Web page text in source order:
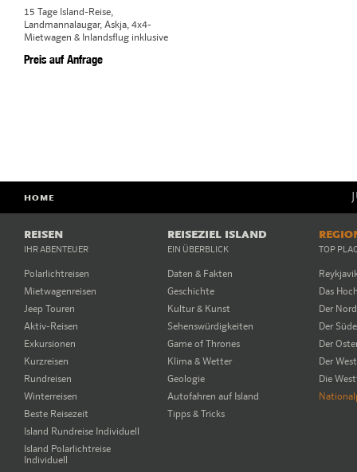
15 Tage Island-Reise,
Landmannalaugar, Askja, 4x4-
Mietwagen & Inlandsflug inklusive
Preis auf Anfrage
HOME
REISEN
IHR ABENTEUER
Polarlichtreisen
Mietwagenreisen
Jeep Touren
Aktiv-Reisen
Exkursionen
Kurzreisen
Rundreisen
Winterreisen
Beste Reisezeit
Island Rundreise Individuell
Island Polarlichtreise
Individuell
REISEZIEL ISLAND
EIN ÜBERBLICK
Daten & Fakten
Geschichte
Kultur & Kunst
Sehenswürdigkeiten
Game of Thrones
Klima & Wetter
Geologie
Autofahren auf Island
Tipps & Tricks
TOP
Das
Der
Der
Der
Der
Die